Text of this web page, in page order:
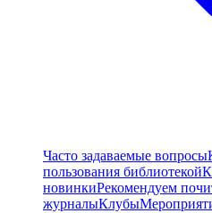
Часто задаваемые вопросы
пользования библиотекой
новинкиРекомендуем
журналыКлубы